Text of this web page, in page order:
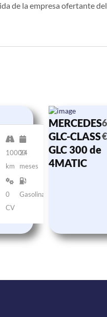
de la empresa ofertante
10000
km
24
meses
0
CV
Gasolina
MERCEDES
GLC-CLASS
GLC 300 de
4MATIC